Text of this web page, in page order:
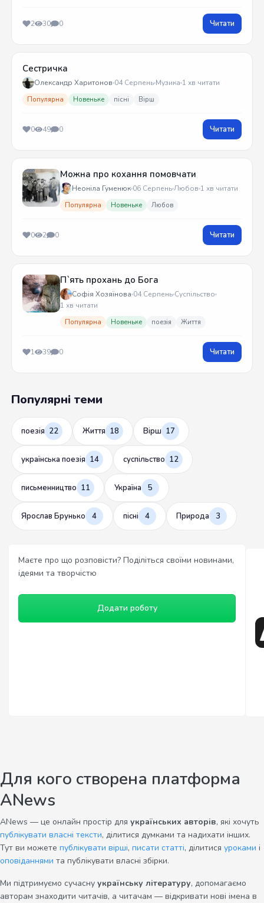
2 30 0 Читати
Сестричка
Олександр Харитонов 04 Серпень Музика 1 хв читати
Популярна Новеньке пісні Вірш
0 49 0 Читати
Можна про кохання помовчати
Неоніла Гуменюк 06 СерпеньЛюбов 1 хв читати
Популярна Новеньке Любов
0 2 0 Читати
П`ять прохань до Бога
Софія Хозяїнова 04 Серпень Суспільство
1 хв читати
Популярна Новеньке поезія Життя
1 39 0 Читати
Популярні теми
поезія 22 Життя 18 Вірш 17
українська поезія 14 суспільство 12
письменництво 11 Україна 5
Ярослав Брунько 4 пісні 4 Природа 3
Маєте про що розповісти? Поділіться своїми новинами,
ідеями та творчістю
Додати роботу
Для кого створена платформа
ANews
ANews — це онлайн простір для українських авторів, які хочуть
публікувати власні тексти, ділитися думками та надихати інших.
Тут ви можете публікувати вірші, писати статті, ділитися уроками і
оповіданнями та публікувати власні збірки.
Ми підтримуємо сучасну українську літературу, допомагаємо
авторам знаходити читачів, а читачам — відкривати нові імена в